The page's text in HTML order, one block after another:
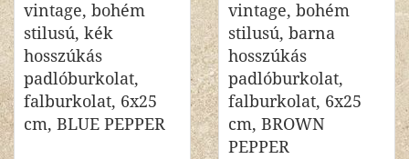
vintage, bohém
stilusú, kék
hosszúkás
padlóburkolat,
falburkolat, 6x25
cm, BLUE PEPPER
vintage, bohém
stilusú, barna
hosszúkás
padlóburkolat,
falburkolat, 6x25
cm, BROWN
PEPPER